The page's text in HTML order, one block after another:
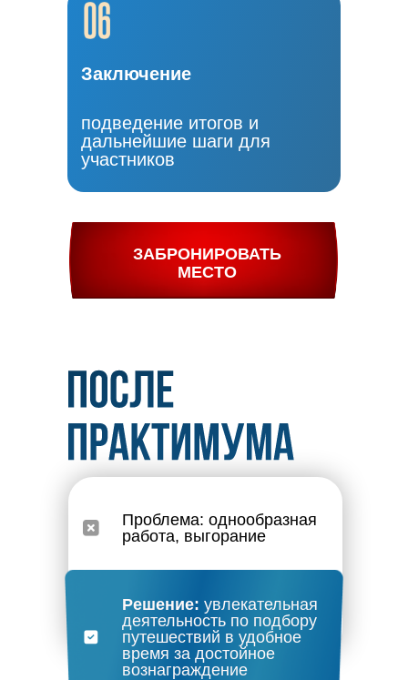
Заключение
подведение итогов и
дальнейшие шаги для
участников
ЗАБРОНИРОВАТЬ
МЕСТО
Решение: увлекательная
деятельность по подбору
путешествий в удобное
время за достойное
вознаграждение
Проблема: однообразная
работа, выгорание